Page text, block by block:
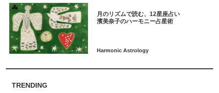
月のリズムで読む、12星座占い
TRENDING